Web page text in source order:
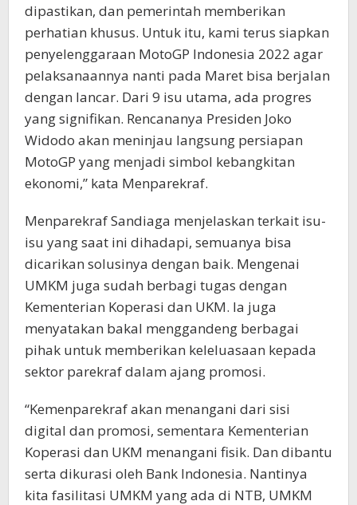
dipastikan, dan pemerintah memberikan
perhatian khusus. Untuk itu, kami terus siapkan
penyelenggaraan MotoGP Indonesia 2022 agar
pelaksanaannya nanti pada Maret bisa berjalan
dengan lancar. Dari 9 isu utama, ada progres
yang signifikan. Rencananya Presiden Joko
Widodo akan meninjau langsung persiapan
MotoGP yang menjadi simbol kebangkitan
ekonomi,” kata Menparekraf.
Menparekraf Sandiaga menjelaskan terkait isu-
isu yang saat ini dihadapi, semuanya bisa
dicarikan solusinya dengan baik. Mengenai
UMKM juga sudah berbagi tugas dengan
Kementerian Koperasi dan UKM. Ia juga
menyatakan bakal menggandeng berbagai
pihak untuk memberikan keleluasaan kepada
sektor parekraf dalam ajang promosi.
“Kemenparekraf akan menangani dari sisi
digital dan promosi, sementara Kementerian
Koperasi dan UKM menangani fisik. Dan dibantu
serta dikurasi oleh Bank Indonesia. Nantinya
kita fasilitasi UMKM yang ada di NTB, UMKM